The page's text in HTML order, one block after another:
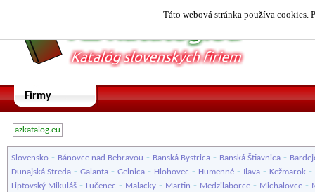
Táto webová stránka používa cookies.
Firmy
azkatalog.eu
Slovensko - Bánovce nad Bebravou - Banská Bystrica - Banská Štiavnica -
Dunajská Streda - Galanta - Gelnica - Hlohovec - Humenné - Ilava - Kežmarok -
Liptovský Mikuláš - Lučenec - Malacky - Martin - Medzilaborce - Michalovce -